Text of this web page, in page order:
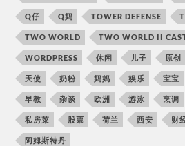
Q仔 Q妈 TOWER DEFENSE
TWO WORLD TWO WORLD II
WORDPRESS 休闲 儿子 原创
天使 奶粉 妈妈 娱乐 宝宝
早教 杂谈 欧洲 游泳 烹调
私房菜 股票 荷兰 西安 财
阿姆斯特丹